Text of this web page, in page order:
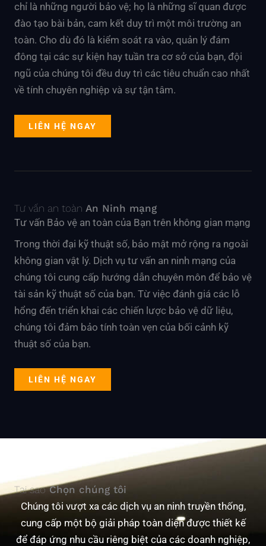
chỉ là những người bảo vệ; họ là những sĩ quan được
đào tạo bài bản, cam kết duy trì một môi trường an
toàn. Cho dù đó là kiểm soát ra vào, quản lý đám
đông tại các sự kiện hay tuần tra cơ sở của bạn, đội
ngũ của chúng tôi đều duy trì các tiêu chuẩn cao nhất
về tính chuyên nghiệp và sự tận tâm.
LIÊN HỆ NGAY
Tư vấn an toàn An Ninh mạng
Tư vấn Bảo vệ an toàn của Bạn trên không gian mạng
Trong thời đại kỹ thuật số, bảo mật mở rộng ra ngoài
không gian vật lý. Dịch vụ tư vấn an ninh mạng của
chúng tôi cung cấp hướng dẫn chuyên môn để bảo vệ
tài sản kỹ thuật số của bạn. Từ việc đánh giá các lỗ
hổng đến triển khai các chiến lược bảo vệ dữ liệu,
chúng tôi đảm bảo tính toàn vẹn của bối cảnh kỹ
thuật số của bạn.
LIÊN HỆ NGAY
Tại saoChọn chúng tôi
Chúng tôi vượt xa các dịch vụ an ninh truyền thống,
cung cấp một bộ giải pháp toàn diện được thiết kế
để đáp ứng nhu cầu riêng biệt của các doanh nghiệp,